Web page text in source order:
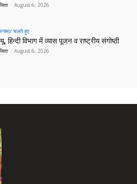
- August 6, 2026
चलते हुए
हिन्दी विभाग में व्यास पूजन व राष्ट्रीय संगोष्ठी
- August 6, 2026